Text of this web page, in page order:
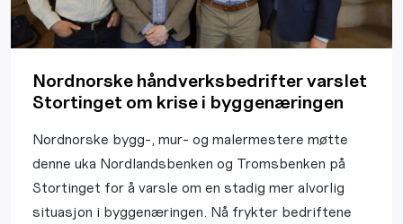
Nordnorske håndverksbedrifter varslet
Stortinget om krise i byggenæringen
Nordnorske bygg-, mur- og malermestere møtte
denne uka Nordlandsbenken og Tromsbenken på
Stortinget for å varsle om en stadig mer alvorlig
situasjon i byggenæringen. Nå frykter bedriftene